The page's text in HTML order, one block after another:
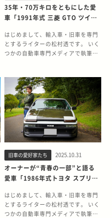
年齢は23歳(取材時)、職業は会社員
です。重機の整備や販売を行う企業
に勤めています。 所有するクルマ
は、1993年式メルセデス・ベンツ
SL280(R129)です。 所有歴は半
年、オドメーター上はおよそ5.8万
たきっかけは覚えていますか？ 実は
クルマが好きになったの高校生のと
きなので、割と最近なんです。 高校
3年生だった12月のある日、父が不
意に「いいクルマがあるんだけど」
と見せてきたクルマがトヨタ スープ
ラ(A70型)でした。 父が若いとき
に、タルガトップのスープラに乗っ
ていたことを知っている母親も「買
っちゃいなよ」的なノリで後押しし
てきて(笑)。 父親が「オマエも乗る
か？乗るんなら買おうよ」といって
くれたこともあり、「俺もスープラ
に乗りたい！」って答えたんです。
ここまででわずか5分たらずのでき
35年・70万キロをともにした愛
車「1991年式 三菱 GTO ツイン
を考える
はじめまして、輸入車・旧車を専門
とするライターの松村透です。 いく
つかの自動車専門メディアで執筆し
愛する方々の「そうそう、あるあ
る」をお伝えしていきたいと思って
います。 4回目となる今回は、人生
の半分もの時間をともに過ごしたオ
ーナーと、その愛車の物語をお届け
します。 また本企画である、決して
手放すつもりのない愛車と「もしも
考えてみます。 オーナープロフィー
ル 安藤 一弘です。年齢は62歳、勤
めていた企業を60歳で定年退職し
て、現在は無職です。 所有するクル
マは、1991年式三菱 GTO ツインタ
ーボです。所有歴は35年、オドメー
ター上はおよそ70万キロです。 クル
旧車の愛好家たち 2025.10.31
オーナーが“青春の一部”と語る
愛車「1986年式トヨタ スプリン
い。そして別れを考える
はじめまして、輸入車・旧車を専門
とするライターの松村透です。 いく
つかの自動車専門メディアで執筆し